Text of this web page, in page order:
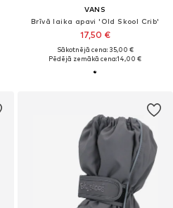
VANS
Brīvā laika apavi 'Old Skool Crib'
17,50 €
Sākotnējā cena: 35,00 €
Pēdējā zemākā cena:14,00 €